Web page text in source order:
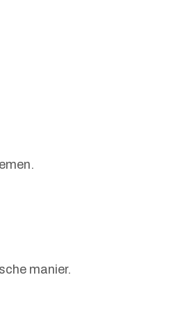
manier.